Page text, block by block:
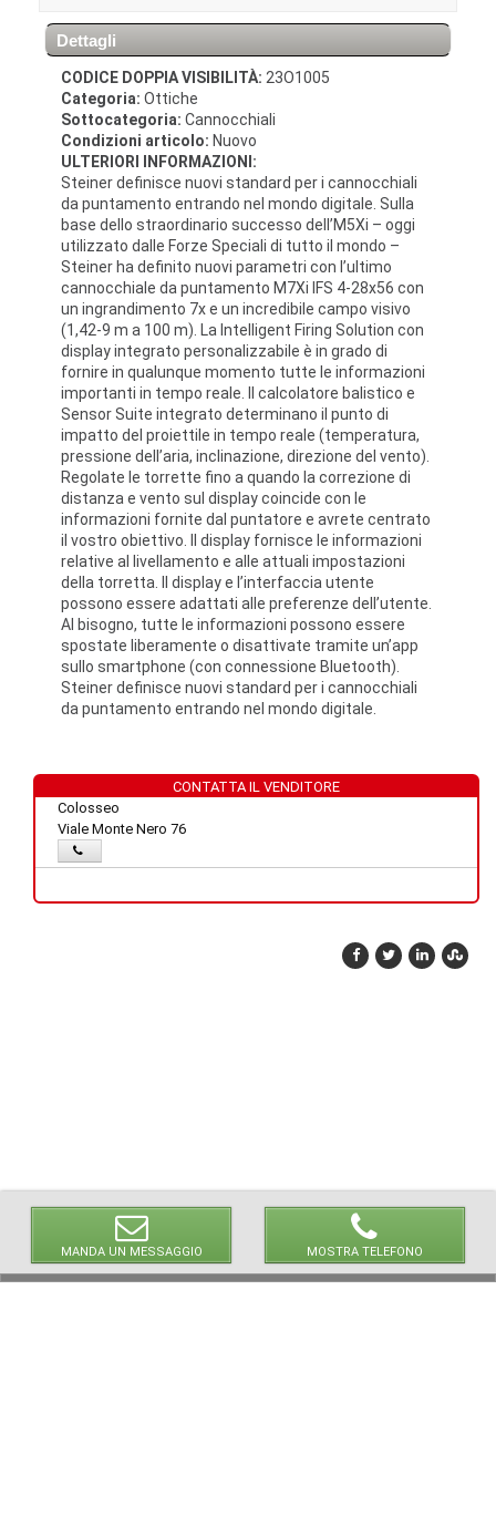
Dettagli
CODICE DOPPIA VISIBILITÀ: 23O1005
Categoria: Ottiche
Sottocategoria: Cannocchiali
Condizioni articolo: Nuovo
ULTERIORI INFORMAZIONI:
Steiner definisce nuovi standard per i cannocchiali
da puntamento entrando nel mondo digitale. Sulla
base dello straordinario successo dell’M5Xi – oggi
utilizzato dalle Forze Speciali di tutto il mondo –
Steiner ha definito nuovi parametri con l’ultimo
cannocchiale da puntamento M7Xi IFS 4-28x56 con
un ingrandimento 7x e un incredibile campo visivo
(1,42-9 m a 100 m). La Intelligent Firing Solution con
display integrato personalizzabile è in grado di
fornire in qualunque momento tutte le informazioni
importanti in tempo reale. Il calcolatore balistico e
Sensor Suite integrato determinano il punto di
impatto del proiettile in tempo reale (temperatura,
pressione dell’aria, inclinazione, direzione del vento).
Regolate le torrette fino a quando la correzione di
distanza e vento sul display coincide con le
informazioni fornite dal puntatore e avrete centrato
il vostro obiettivo. Il display fornisce le informazioni
relative al livellamento e alle attuali impostazioni
della torretta. Il display e l’interfaccia utente
possono essere adattati alle preferenze dell’utente.
Al bisogno, tutte le informazioni possono essere
spostate liberamente o disattivate tramite un’app
sullo smartphone (con connessione Bluetooth).
Steiner definisce nuovi standard per i cannocchiali
da puntamento entrando nel mondo digitale.
MANDA UN MESSAGGIO MOSTRA TELEFONO
CONTATTA IL VENDITORE
Colosseo
Viale Monte Nero 76